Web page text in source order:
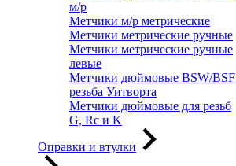
м/р
Метчики м/р метрические
Метчики метрические ручные
Метчики метрические ручные
левые
Метчики дюймовые BSW/BSF
резьба Уитворта
Метчики дюймовые для резьб
G, Rc и K
Оправки и втулки